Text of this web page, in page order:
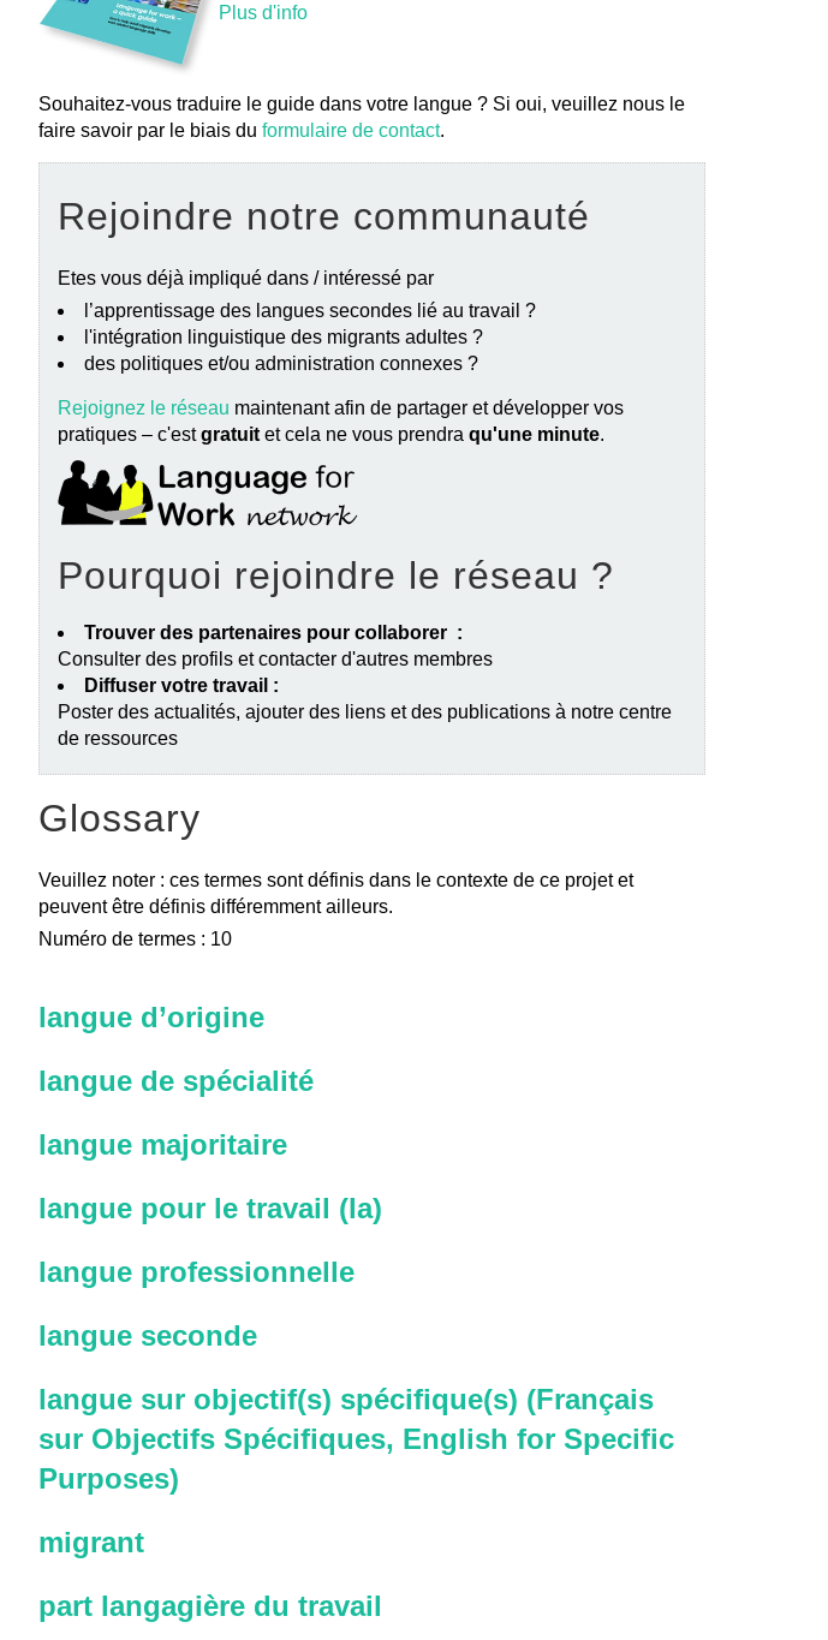
Plus d'info
Souhaitez-vous traduire le guide dans votre langue ? Si oui, veuillez nous le
faire savoir par le biais du formulaire de contact.
Rejoindre notre communauté
Etes vous déjà impliqué dans / intéressé par
l’apprentissage des langues secondes lié au travail ?
l'intégration linguistique des migrants adultes ?
des politiques et/ou administration connexes ?
Rejoignez le réseau maintenant afin de partager et développer vos
pratiques – c'estgratuit et cela ne vous prendra qu'une minute.
Pourquoi rejoindre le réseau ?
Trouver des partenaires pour collaborer :
Consulter des profils et contacter d'autres membres
Diffuser votre travail :
Poster des actualités, ajouter des liens et des publications à notre centre
de ressources
Glossary
Veuillez noter : ces termes sont définis dans le contexte de ce projet et
peuvent être définis différemment ailleurs.
Numéro de termes : 10
langue d’origine
langue de spécialité
langue majoritaire
langue pour le travail (la)
langue professionnelle
langue seconde
langue sur objectif(s) spécifique(s) (Français
sur Objectifs Spécifiques, English for Specific
Purposes)
migrant
part langagière du travail